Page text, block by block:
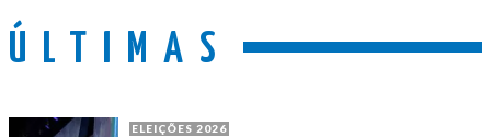
ÚLTIMAS
ELEIÇÕES 2026